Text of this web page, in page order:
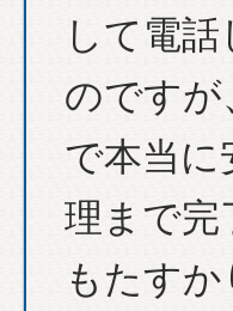
して電
のです
で本当
理まで
もたす